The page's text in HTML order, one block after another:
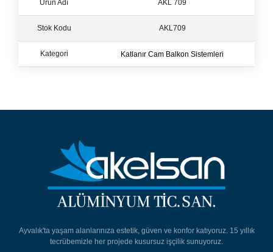
Ürün Adı AKL 709
Stok Kodu AKL709
Kategori Katlanır Cam Balkon Sistemleri
Katlanır Cam Balkon Sistemleri
Ayvalık'ta yaşam alanlarınıza estetik, güven ve konfor katıyoruz. 15 yıllık
tecrübemizle her projede kusursuz işçilik sunuyoruz.